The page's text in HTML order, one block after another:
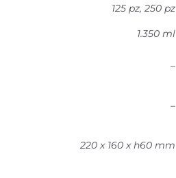
125 pz, 250 pz
1.350 ml
–
–
220 x 160 x h60 mm